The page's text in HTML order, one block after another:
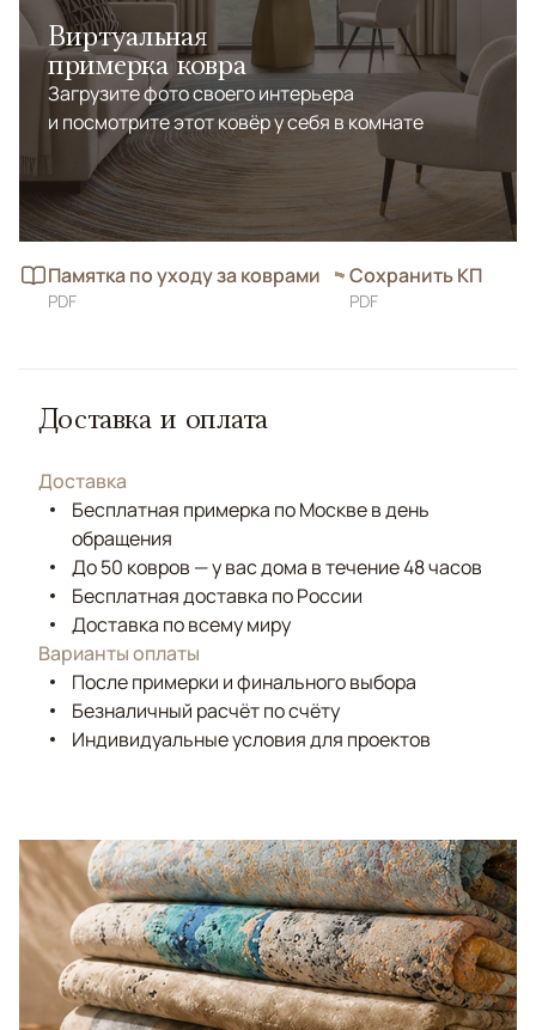
Виртуальная
примерка ковра
Загрузите фото своего интерьера
и посмотрите этот ковёр у себя в комнате
Памятка по уходу за коврами
PDF
Сохранить КП
PDF
Доставка и оплата
Доставка
Бесплатная примерка по Москве в день
обращения
До 50 ковров — у вас дома в течение 48 часов
Бесплатная доставка по России
Доставка по всему миру
Варианты оплаты
После примерки и финального выбора
Безналичный расчёт по счёту
Индивидуальные условия для проектов